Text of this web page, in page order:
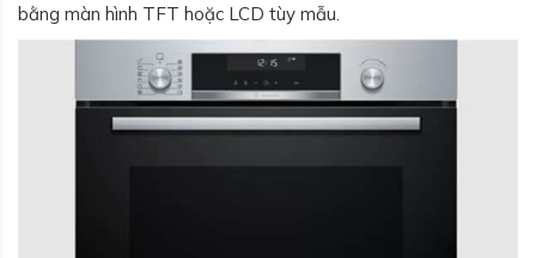
bằng màn hình TFT hoặc LCD tùy mẫu.